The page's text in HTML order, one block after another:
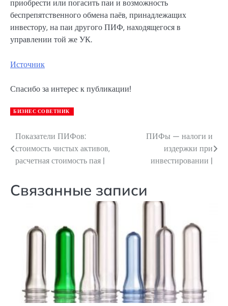
приобрести или погасить паи и возможность
беспрепятственного обмена паёв, принадлежащих
инвестору, на паи другого ПИФ, находящегося в
управлении той же УК.
Источник
Спасибо за интерес к публикации!
БИЗНЕС СОВЕТНИК
Навигация
по
Показатели ПИФов:
стоимость чистых активов,
расчетная стоимость пая |
ПИФы — налоги и
издержки при
инвестировании |
Связанные записи